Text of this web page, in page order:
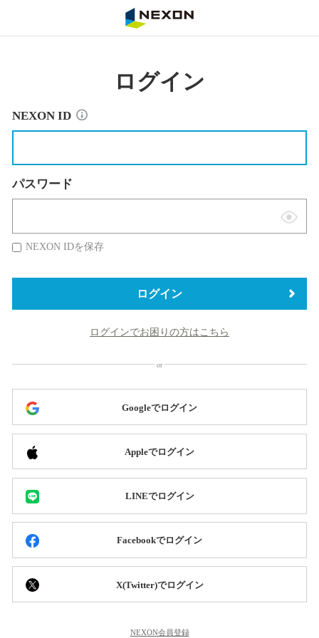
ログイン
NEXON ID
パスワード
表
替
NEXON IDを保存
ログイン
ログインでお困りの方はこちら
Googleでログイン
Appleでログイン
LINEでログイン
Facebookでログイン
X(Twitter)でログイン
NEXON会員登録